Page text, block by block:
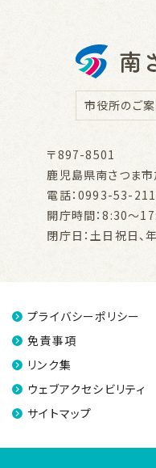
市役所のご
〒897-8501
鹿児島県南さつま
電話：0993-53-2111
開庁時間：8:30～
閉庁日：土日祝日、
プライバシーポリシー
免責事項
リンク集
ウェブアクセシビリティ
サイトマップ